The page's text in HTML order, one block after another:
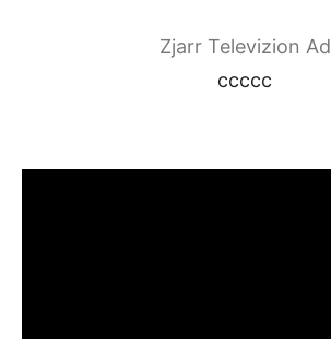
Zjarr Televizion Ad
ccccc